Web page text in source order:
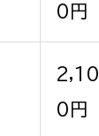
0円
2,10
0円